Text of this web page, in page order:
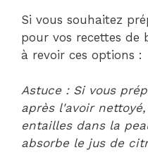
Si vous souhaitez
pour vos recettes de
à revoir ces options :
Astuce : Si vous
après l'avoir
entailles dans la
absorbe le jus de